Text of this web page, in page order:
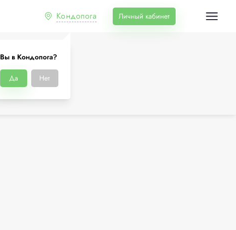
Кондопога
Вы в Кондопога?
Да Нет
Личный кабинет